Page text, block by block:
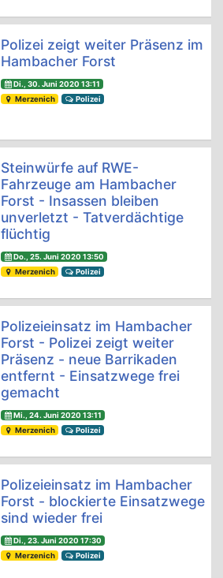
Polizei zeigt weiter Präsenz im
Hambacher Forst
Di., 30. Juni 2020 13:11
Merzenich
Polizei
Steinwürfe auf RWE-
Fahrzeuge am Hambacher
Forst - Insassen bleiben
unverletzt - Tatverdächtige
flüchtig
Do., 25. Juni 2020 13:50
Merzenich
Polizei
Polizeieinsatz im Hambacher
Forst - Polizei zeigt weiter
Präsenz - neue Barrikaden
entfernt - Einsatzwege frei
gemacht
Mi., 24. Juni 2020 13:11
Merzenich
Polizei
Polizeieinsatz im Hambacher
Forst - blockierte Einsatzwege
sind wieder frei
Di., 23. Juni 2020 17:30
Merzenich
Polizei